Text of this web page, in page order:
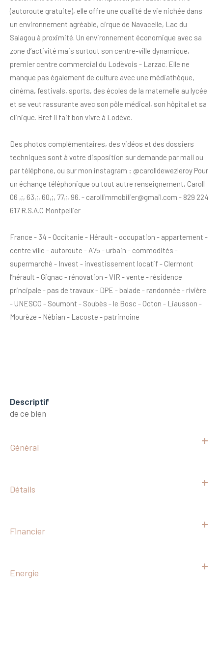
(autoroute gratuite), elle offre une qualité de vie nichée dans
un environnement agréable, cirque de Navacelle, Lac du
Salagou à proximité. Un environnement économique avec sa
zone d’activité mais surtout son centre-ville dynamique,
premier centre commercial du Lodèvois - Larzac. Elle ne
manque pas également de culture avec une médiathèque,
cinéma, festivals, sports, des écoles de la maternelle au lycée
et se veut rassurante avec son pôle médical, son hôpital et sa
clinique. Bref il fait bon vivre à Lodève.
Des photos complémentaires, des vidéos et des dossiers
techniques sont à votre disposition sur demande par mail ou
par téléphone, ou sur mon instagram : @carolldewezleroy Pour
un échange téléphonique ou tout autre renseignement, Caroll
06 ,;, 63,;, 60,;, 77,;, 96. - carollimmobilier@gmail.com - 829 224
617 R.S.A.C Montpellier
France - 34 - Occitanie - Hérault - occupation - appartement -
centre ville - autoroute - A75 - urbain - commodités -
supermarché - Invest - investissement locatif - Clermont
l’hérault - Gignac - rénovation - VIR - vente - résidence
principale - pas de travaux - DPE - balade - randonnée - rivière
- UNESCO - Soumont - Soubès - le Bosc - Octon - Liausson -
Mourèze - Nébian - Lacoste - patrimoine
descriptif
de ce bien
Général
Détails
Financier
Energie